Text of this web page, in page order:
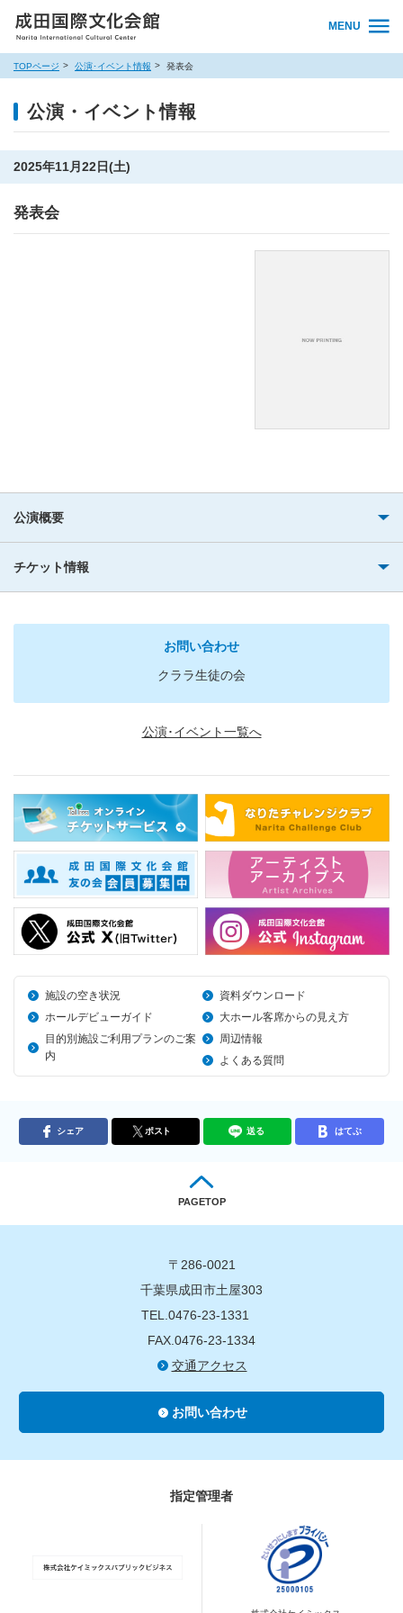
MENU
TOPページ 公演･イベント情報 発表会
公演・イベント情報
2025年11月22日(土)
発表会
公演概要
チケット情報
お問い合わせ
クララ生徒の会
公演･イベント一覧へ
施設の空き状況
資料ダウンロード
ホールデビューガイド
大ホール客席からの見え方
目的別施設ご利用プランのご案
内
周辺情報
よくある質問
シェア ポスト 送る はてぶ
PAGETOP
〒286-0021
千葉県成田市土屋303
TEL.0476-23-1331
FAX.0476-23-1334
交通アクセス
お問い合わせ
指定管理者